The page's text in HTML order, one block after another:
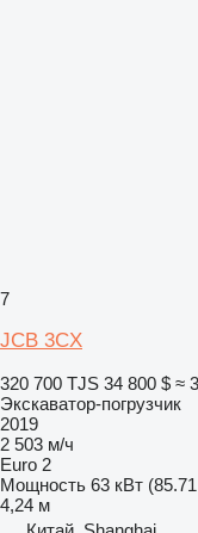
7
JCB 3CX
320 700 TJS 34 800 $ ≈
Экскаватор-погрузчик
2019
2 503 м/ч
Euro 2
Мощность 63 кВт
4,24 м